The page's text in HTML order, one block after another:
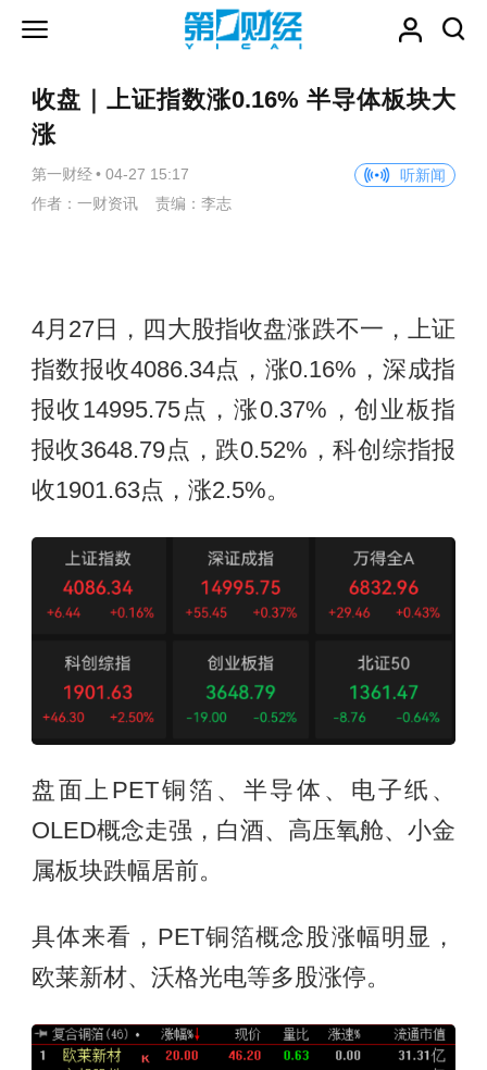
收盘｜上证指数涨0.16% 半导体板块大
涨
第一财经 • 04-27 15:17
听新闻
作者：一财资讯 责编：李志
4月27日，四大股指收盘涨跌不一，上证
指数报收4086.34点，涨0.16%，深成指
报收14995.75点，涨0.37%，创业板指
报收3648.79点，跌0.52%，科创综指报
收1901.63点，涨2.5%。
盘面上PET铜箔、半导体、电子纸、
OLED概念走强，白酒、高压氧舱、小金
属板块跌幅居前。
具体来看，PET铜箔概念股涨幅明显，
欧莱新材、沃格光电等多股涨停。